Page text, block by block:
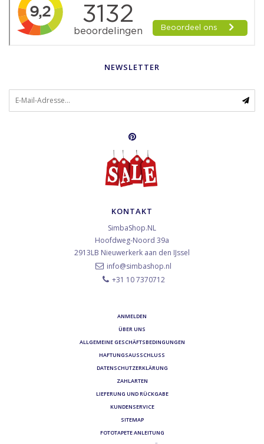
NEWSLETTER
KONTAKT
SimbaShop.NL
Hoofdweg-Noord 39a
2913LB Nieuwerkerk aan den IJssel
info@simbashop.nl
+31 10 7370712
ANMELDEN
ÜBER UNS
ALLGEMEINE GESCHÄFTSBEDINGUNGEN
HAFTUNGSAUSSCHLUSS
DATENSCHUTZERKLÄRUNG
ZAHLARTEN
LIEFERUNG UND RÜCKGABE
KUNDENSERVICE
SITEMAP
FOTOTAPETE ANLEITUNG